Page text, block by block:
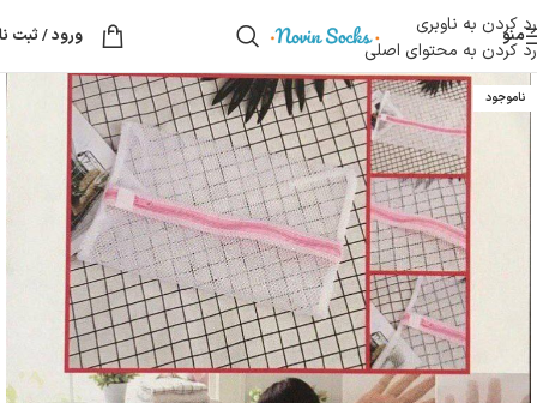
رد کردن به ناوبری
رد کردن به محتوای اصلی
منو ورود / ثبت
ناموجود